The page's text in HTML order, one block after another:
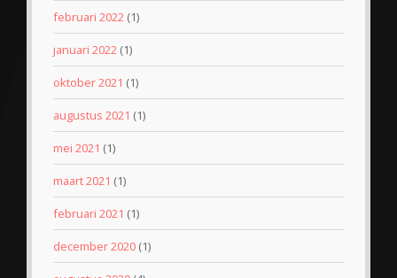
februari 2022 (1)
januari 2022 (1)
oktober 2021 (1)
augustus 2021 (1)
mei 2021 (1)
maart 2021 (1)
februari 2021 (1)
december 2020 (1)